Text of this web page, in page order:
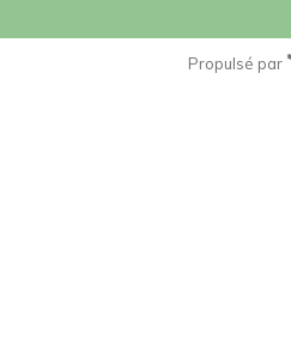
Propulsé par